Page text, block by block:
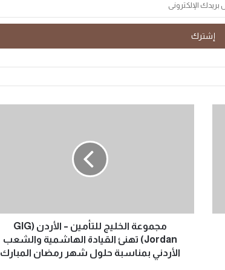
مجموعة الخليج للتأمين – الأردن (GIG
Jordan) تهنئ القيادة الهاشمية والشعب
الأردني بمناسبة حلول شهر رمضان المبارك